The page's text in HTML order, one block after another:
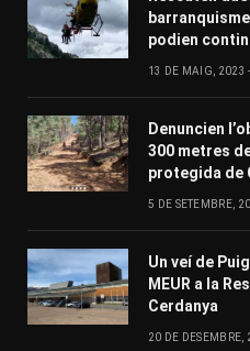
podien
13 DE MAIG, 2023
Denuncien
300 metres
protegida de
5 DE SETEMBRE,
Un veí de
MEUR a la
Cerdanya
20 DE DESEMBRE,